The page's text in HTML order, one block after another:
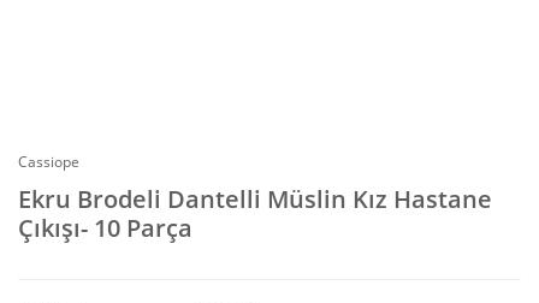
Cassiope
Ekru Brodeli Dantelli Müslin Kız Hastane
Çıkışı- 10 Parça